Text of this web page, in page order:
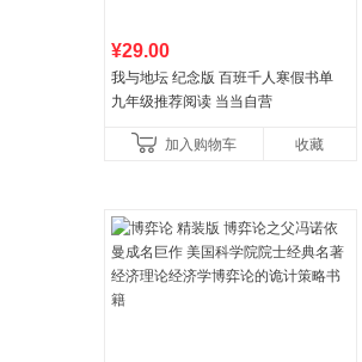
¥29.00
我与地坛 纪念版 百班千人寒假书单
九年级推荐阅读 当当自营
加入购物车 收藏